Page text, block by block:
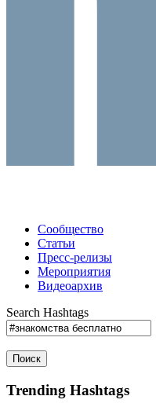
Сообщество
Статьи
Пресс-релизы
Мероприятия
Видеоархив
Search Hashtags
Поиск
Trending Hashtags